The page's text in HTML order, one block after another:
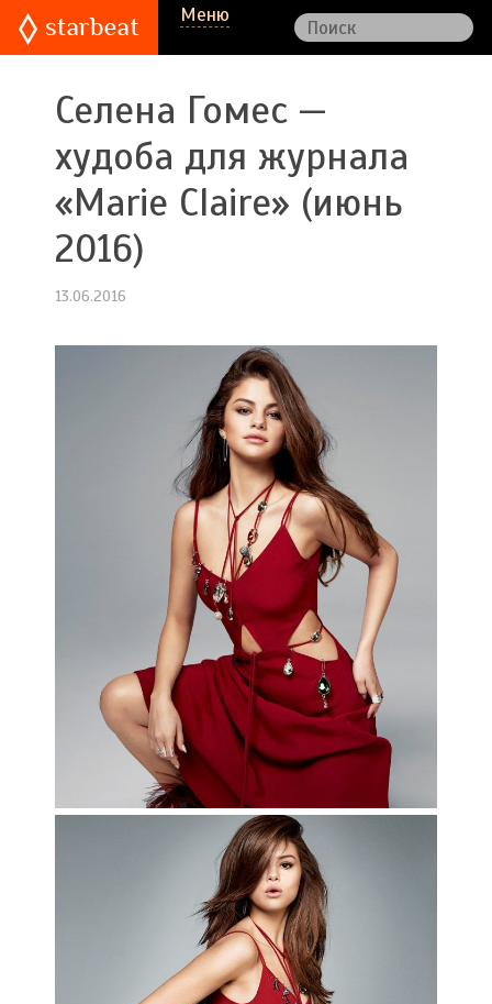
Меню
Селена Гомес —
худоба для журнала
«Marie Claire» (июнь
2016)
13.06.2016